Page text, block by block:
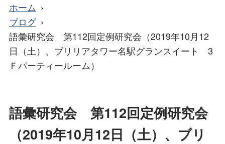
ホーム
ブログ
語彙研究会 第112回定例研究会（2019年10月12
日（土）、ブリリアタワー名駅グランスイート 3
Ｆパーティールーム）
語彙研究会 第112回定例研究会
（2019年10月12日（土）、ブリ